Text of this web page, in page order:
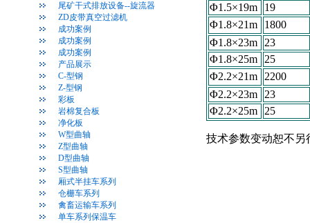
尾矿干式排放设备--旋流器
ZD皮带真空过滤机
成功案例
成功案例
成功案例
产品展示
C-型钢
Z-型钢
彩板
岩棉复合板
净化板
W型曲轴
Z型曲轴
D型曲轴
S型曲轴
厢式半挂车系列
仓栅车系列
禽畜运输车系列
单车系列保温车
Φ1.5×19m
19
Φ1.8×21m
1800
Φ1.8×23m
23
Φ1.8×25m
25
Φ2.2×21m
2200
Φ2.2×23m
23
Φ2.2×25m
25
技术参数变动恕不另